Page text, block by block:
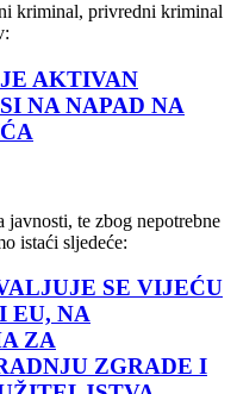
kriminal, privredni kriminal
AKTIVAN
NA NAPAD NA
te zbog nepotrebne
istaći sljedeće:
SE VIJEĆU
EU, NA
ZA
ZGRADE I